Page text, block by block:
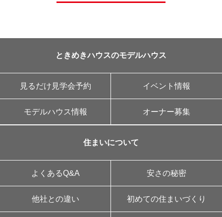
ときめきハウスのモデルハウス
見るだけ見学会予約 イベント情報
モデルハウス情報 オーナー募集
住まいについて
よくあるQ&A 安さの秘密
他社との違い 初めての住まいづくり